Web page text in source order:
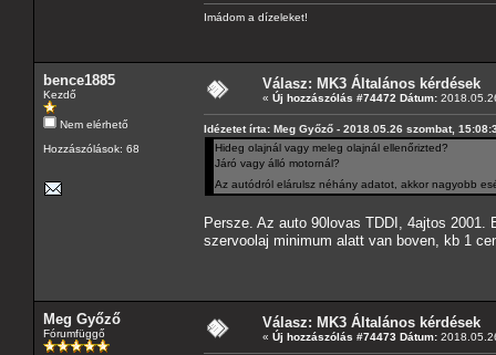
Imádom a dízeleket!
bence1885
Kezdő
Nem elérhető
Hozzászólások: 68
Válasz: MK3 Általános kérdések
« Új hozzászólás #74472 Dátum:
Idézetet írta: Meg Győző - 2018.05.26 szombat,
Hideg olajnál vagy meleg olajnál ellenőrizted?
Járó vagy álló motornál?
Az autódról elárulsz néhány adatot, akkor nagyobb
Persze. Az auto 90lovas TDDI, 4ajtos
szervoolaj minimum alatt van boven, kb 1
Meg Győző
Fórumfüggő
Válasz: MK3 Általános kérdések
« Új hozzászólás #74473 Dátum: